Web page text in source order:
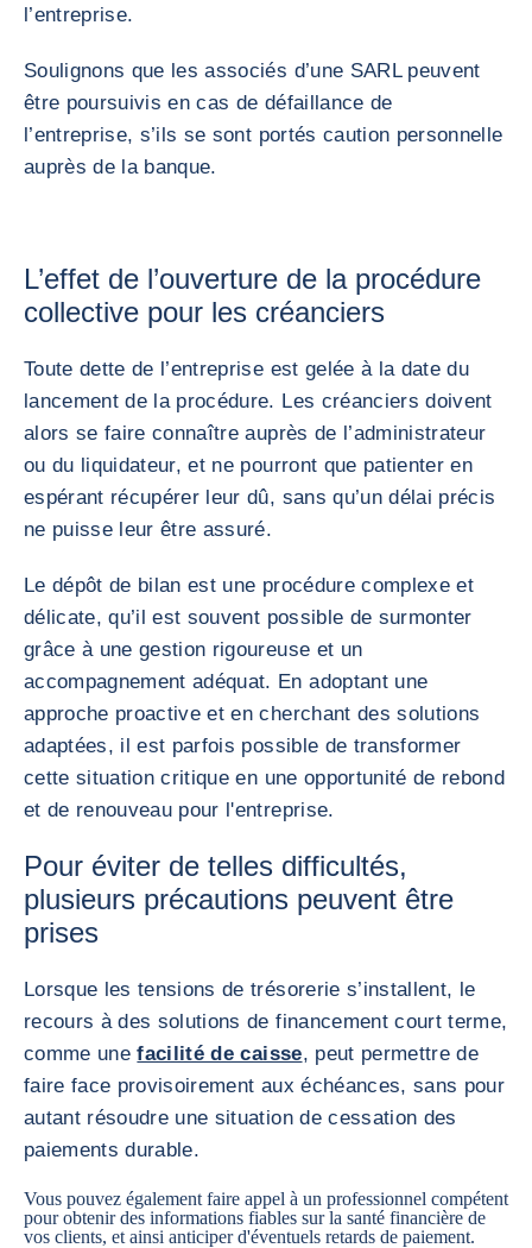
l’entreprise.
Soulignons que les associés d’une SARL peuvent
être poursuivis en cas de défaillance de
l’entreprise, s’ils se sont portés caution personnelle
auprès de la banque.
L’effet de l’ouverture de la procédure
collective pour les créanciers
Toute dette de l’entreprise est gelée à la date du
lancement de la procédure. Les créanciers doivent
alors se faire connaître auprès de l’administrateur
ou du liquidateur, et ne pourront que patienter en
espérant récupérer leur dû, sans qu’un délai précis
ne puisse leur être assuré.
Le dépôt de bilan est une procédure complexe et
délicate, qu’il est souvent possible de surmonter
grâce à une gestion rigoureuse et un
accompagnement adéquat. En adoptant une
approche proactive et en cherchant des solutions
adaptées, il est parfois possible de transformer
cette situation critique en une opportunité de rebond
et de renouveau pour l'entreprise.
Pour éviter de telles difficultés,
plusieurs précautions peuvent être
prises
Lorsque les tensions de trésorerie s’installent, le
recours à des solutions de financement court terme,
comme unefacilité de caisse, peut permettre de
faire face provisoirement aux échéances, sans pour
autant résoudre une situation de cessation des
paiements durable.
Vous pouvez également faire appel à un professionnel compétent
pour obtenirdes informations fiables sur la santé financière de
vos clients, et ainsi anticiper d'éventuels retards de paiement.